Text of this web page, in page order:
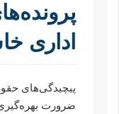
اداری
پیچیدگی‌های
ضرورت بهره‌گیری